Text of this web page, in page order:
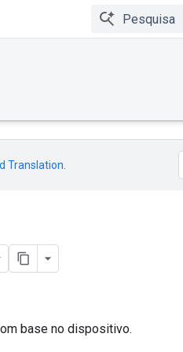
Translation
base no dispositivo.